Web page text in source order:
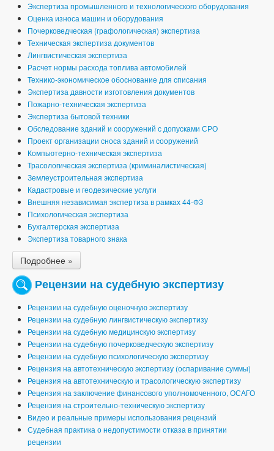
Экспертиза промышленного и технологического оборудования
Оценка износа машин и оборудования
Почерковедческая (графологическая) экспертиза
Техническая экспертиза документов
Лингвистическая экспертиза
Расчет нормы расхода топлива автомобилей
Технико-экономическое обоснование для списания
Экспертиза давности изготовления документов
Пожарно-техническая экспертиза
Экспертиза бытовой техники
Обследование зданий и сооружений с допусками СРО
Проект организации сноса зданий и сооружений
Компьютерно-техническая экспертиза
Трасологическая экспертиза (криминалистическая)
Землеустроительная экспертиза
Кадастровые и геодезические услуги
Внешняя независимая экспертиза в рамках 44-ФЗ
Психологическая экспертиза
Бухгалтерская экспертиза
Экспертиза товарного знака
Подробнее »
Рецензии на судебную экспертизу
Рецензии на судебную оценочную экспертизу
Рецензии на судебную лингвистическую экспертизу
Рецензии на судебную медицинскую экспертизу
Рецензии на судебную почерковедческую экспертизу
Рецензии на судебную психологическую экспертизу
Рецензия на автотехническую экспертизу (оспаривание суммы)
Рецензия на автотехническую и трасологическую экспертизу
Рецензия на заключение финансового уполномоченного, ОСАГО
Рецензия на строительно-техническую экспертизу
Видео и реальные примеры использования рецензий
Судебная практика о недопустимости отказа в принятии
рецензии